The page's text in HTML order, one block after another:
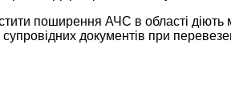
поширення АЧС в області діють
документів при